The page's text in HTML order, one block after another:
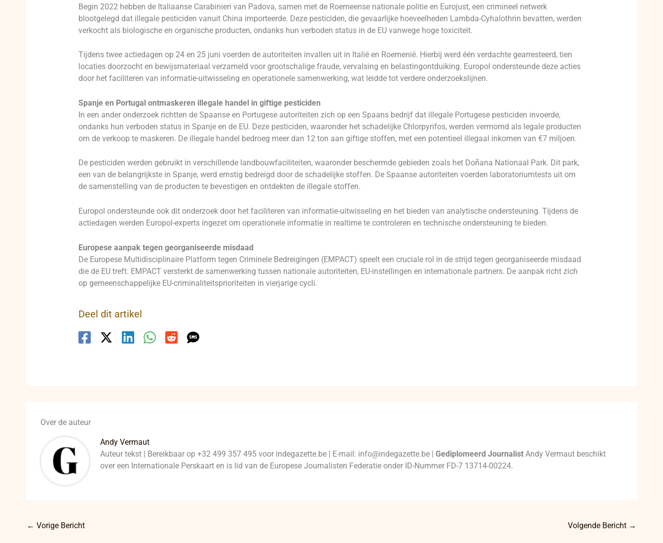
Begin 2022 hebben de Italiaanse Carabinieri van Padova, samen met de Roemeense nationale politie en Eurojust, een crimineel netwerk
blootgelegd dat illegale pesticiden vanuit China importeerde. Deze pesticiden, die gevaarlijke hoeveelheden Lambda-Cyhalothrin bevatten, werden
verkocht als biologische en organische producten, ondanks hun verboden status in de EU vanwege hoge toxiciteit.
Tijdens twee actiedagen op 24 en 25 juni voerden de autoriteiten invallen uit in Italië en Roemenië. Hierbij werd één verdachte gearresteerd, tien
locaties doorzocht en bewijsmateriaal verzameld voor grootschalige fraude, vervalsing en belastingontduiking. Europol ondersteunde deze acties
door het faciliteren van informatie-uitwisseling en operationele samenwerking, wat leidde tot verdere onderzoekslijnen.
Spanje en Portugal ontmaskeren illegale handel in giftige pesticiden
In een ander onderzoek richtten de Spaanse en Portugese autoriteiten zich op een Spaans bedrijf dat illegale Portugese pesticiden invoerde,
ondanks hun verboden status in Spanje en de EU. Deze pesticiden, waaronder het schadelijke Chlorpyrifos, werden vermomd als legale producten
om de verkoop te maskeren. De illegale handel bedroeg meer dan 12 ton aan giftige stoffen, met een potentieel illegaal inkomen van €7 miljoen.
De pesticiden werden gebruikt in verschillende landbouwfaciliteiten, waaronder beschermde gebieden zoals het Doñana Nationaal Park. Dit park,
een van de belangrijkste in Spanje, werd ernstig bedreigd door de schadelijke stoffen. De Spaanse autoriteiten voerden laboratoriumtests uit om
de samenstelling van de producten te bevestigen en ontdekten de illegale stoffen.
Europol ondersteunde ook dit onderzoek door het faciliteren van informatie-uitwisseling en het bieden van analytische ondersteuning. Tijdens de
actiedagen werden Europol-experts ingezet om operationele informatie in realtime te controleren en technische ondersteuning te bieden.
Europese aanpak tegen georganiseerde misdaad
De Europese Multidisciplinaire Platform tegen Criminele Bedreigingen (EMPACT) speelt een cruciale rol in de strijd tegen georganiseerde misdaad
die de EU treft. EMPACT versterkt de samenwerking tussen nationale autoriteiten, EU-instellingen en internationale partners. De aanpak richt zich
op gemeenschappelijke EU-criminaliteitsprioriteiten in vierjarige cycli.
Deel dit artikel
Over de auteur
Andy Vermaut
Auteur tekst | Bereikbaar op +32 499 357 495 voor indegazette.be | E-mail: info@indegazette.be |Gediplomeerd Journalist Andy Vermaut beschikt
over een Internationale Perskaart en is lid van de Europese Journalisten Federatie onder ID-Nummer FD-7 13714-00224.
← Vorige Bericht Volgende Bericht →